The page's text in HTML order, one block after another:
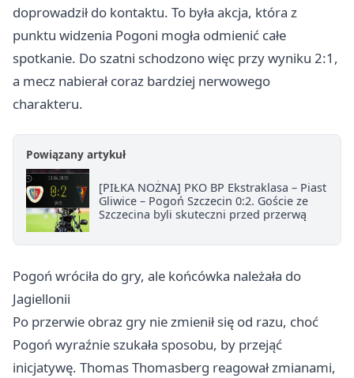
doprowadził do kontaktu. To była akcja, która z
punktu widzenia Pogoni mogła odmienić całe
spotkanie. Do szatni schodzono więc przy wyniku 2:1,
a mecz nabierał coraz bardziej nerwowego
charakteru.
Powiązany artykuł
[PIŁKA NOŻNA] PKO BP Ekstraklasa – Piast
Gliwice – Pogoń Szczecin 0:2. Goście ze
Szczecina byli skuteczni przed przerwą
Pogoń wróciła do gry, ale końcówka należała do
Jagiellonii
Po przerwie obraz gry nie zmienił się od razu, choć
Pogoń wyraźnie szukała sposobu, by przejąć
inicjatywę. Thomas Thomasberg reagował zmianami,